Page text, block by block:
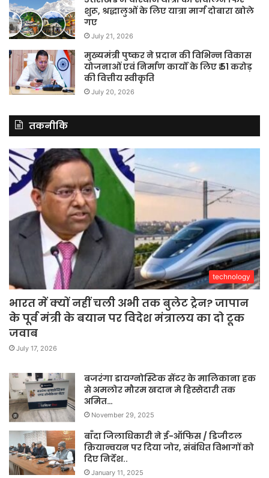
शुरू, श्रद्धालुओं के लिए यात्रा मार्ग दोबारा खोले
गए
July 21, 2026
मुख्यमंत्री पुष्कर ने प्रदान की विभिन्न विकास
योजनाओं एवं निर्माण कार्यों के लिए ₹ 51 करोड़
की वित्तीय स्वीकृति
July 20, 2026
तकनीकि
technology
भारत में क्यों नहीं चली अभी तक बुलेट ट्रेन? जापान
के पूर्व मंत्री के बयान पर विदेश मंत्रालय का दो टूक
जवाब
July 17, 2026
बजरंगा डायग्नोस्टिक सेंटर के मालिकाना हक
से अमलोर मौरम खदान मे हिस्सेदारी तक
अमित…
November 29, 2025
बाँदा जिलाधिकारी ने ई-ऑफिस / डिजीटल
क्रियान्वयन पर दिया जोर, संबंधित विभागों को
दिए निर्देश..
January 11, 2025